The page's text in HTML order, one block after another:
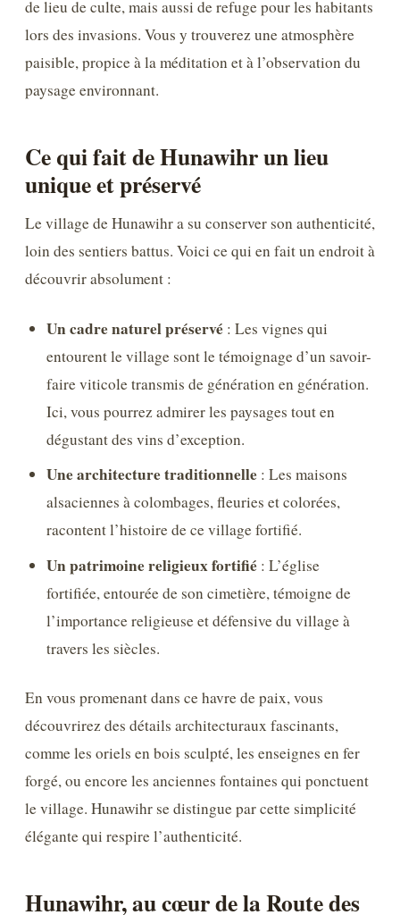
de lieu de culte, mais aussi de refuge pour les habitants
lors des invasions. Vous y trouverez une atmosphère
paisible, propice à la méditation et à l’observation du
paysage environnant.
Ce qui fait de Hunawihr un lieu
unique et préservé
Le village de Hunawihr a su conserver son authenticité,
loin des sentiers battus. Voici ce qui en fait un endroit à
découvrir absolument :
Un cadre naturel préservé : Les vignes qui
entourent le village sont le témoignage d’un savoir-
faire viticole transmis de génération en génération.
Ici, vous pourrez admirer les paysages tout en
dégustant des vins d’exception.
Une architecture traditionnelle : Les maisons
alsaciennes à colombages, fleuries et colorées,
racontent l’histoire de ce village fortifié.
Un patrimoine religieux fortifié : L’église
fortifiée, entourée de son cimetière, témoigne de
l’importance religieuse et défensive du village à
travers les siècles.
En vous promenant dans ce havre de paix, vous
découvrirez des détails architecturaux fascinants,
comme les oriels en bois sculpté, les enseignes en fer
forgé, ou encore les anciennes fontaines qui ponctuent
le village. Hunawihr se distingue par cette simplicité
élégante qui respire l’authenticité.
Hunawihr, au cœur de la Route des